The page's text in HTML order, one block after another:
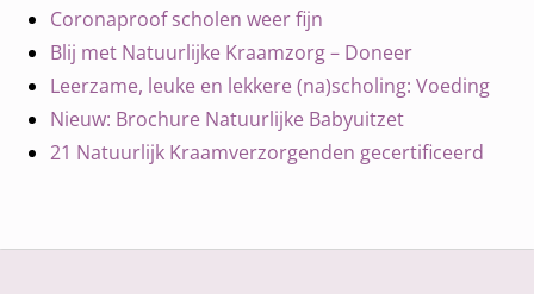
Coronaproof scholen weer fijn
Blij met Natuurlijke Kraamzorg – Doneer
Leerzame, leuke en lekkere (na)scholing: Voeding
Nieuw: Brochure Natuurlijke Babyuitzet
21 Natuurlijk Kraamverzorgenden gecertificeerd